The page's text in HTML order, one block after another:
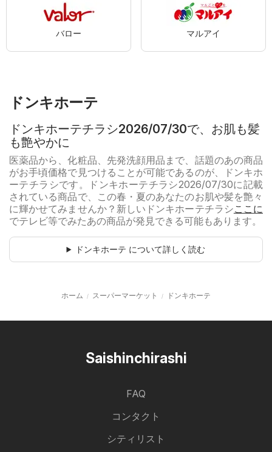
バロー マルアイ
ドンキホーテ
ドンキホーテチラシ2026/07/30で、お肌も髪
も艶やかに
医薬品から、化粧品、先発洗顔用品まで、話題のあの商品
がお手頃価格で見つけることが可能であるのが、ドンキホ
ーテチラシです。ドンキホーテチラシ2026/07/30に記載
されている商品で、この春・夏のあなたのお肌や髪を艶々
に輝かせてみませんか？新しいドンキホーテチラシここに
でテレビ等でみたあの商品が発見できる可能もあります。
ドンキホーテ について詳しく読む
ホーム スーパーマーケット ドンキホーテ
Saishinchirashi
FAQ
コンタクト
シティリスト